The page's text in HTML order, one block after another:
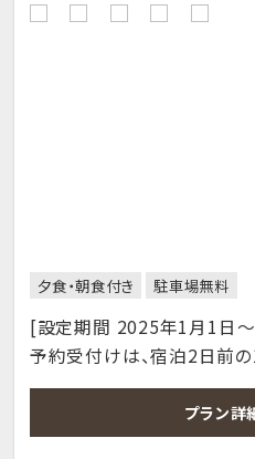
夕食・朝食付き 駐車場無料
[設定期間 2025年1月1日
予約受付けは、宿泊2日前
プラン詳